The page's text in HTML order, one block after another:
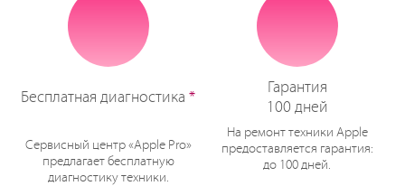
Бесплатная диагностика *
Сервисный центр «Apple Pro»
предлагает бесплатную
диагностику техники.
Гарантия
100 дней
На ремонт техники Apple
предоставляется гарантия:
до 100 дней.